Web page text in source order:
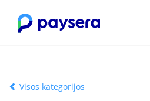
Visos kategorijos